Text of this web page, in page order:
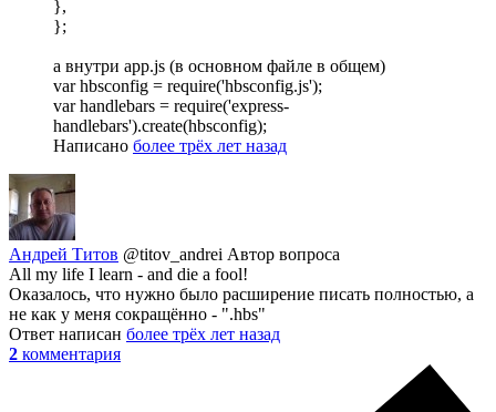
},
};
а внутри app.js (в основном файле в общем)
var hbsconfig = require('hbsconfig.js');
var handlebars = require('express-
handlebars').create(hbsconfig);
Написано более трёх лет назад
Андрей Титов @titov_andrei Автор вопроса
All my life I learn - and die a fool!
Оказалось, что нужно было расширение писать полностью, а
не как у меня сокращённо - ".hbs"
Ответ написан более трёх лет назад
2 комментария